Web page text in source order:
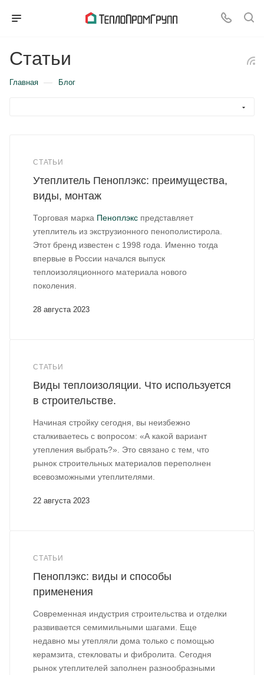
Статьи
Главная — Блог
СТАТЬИ
28 августа 2023
Утеплитель Пеноплэкс: преимущества,
виды, монтаж
Торговая марка Пеноплэкс представляет
утеплитель из экструзионного пенополистирола.
Этот бренд известен с 1998 года. Именно тогда
впервые в России начался выпуск
теплоизоляционного материала нового
поколения.
СТАТЬИ
22 августа 2023
Виды теплоизоляции. Что используется
в строительстве.
Начиная стройку сегодня, вы неизбежно
сталкиваетесь с вопросом: «А какой вариант
утепления выбрать?». Это связано с тем, что
рынок строительных материалов переполнен
всевозможными утеплителями.
СТАТЬИ
Пеноплэкс: виды и способы
применения
Современная индустрия строительства и отделки
развивается семимильными шагами. Еще
недавно мы утепляли дома только с помощью
керамзита, стекловаты и фибролита. Сегодня
рынок утеплителей заполнен разнообразными